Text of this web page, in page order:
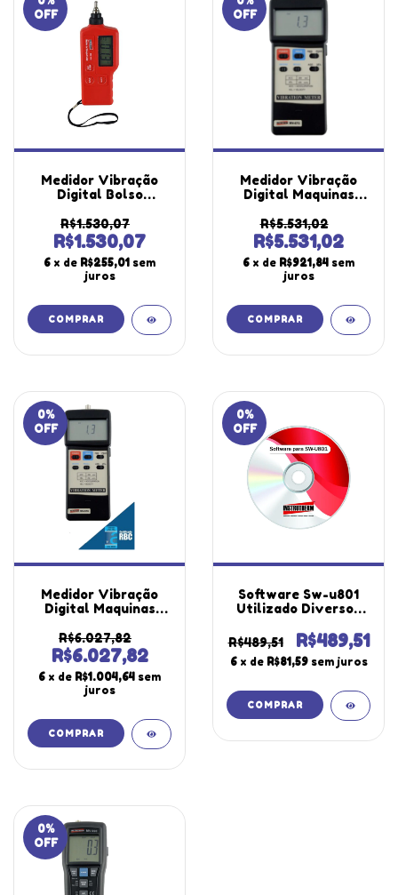
OFF
Medidor Vibração
Digital Bolso
Deslocamento
Aceleração Haste
Curta Longa Mv-710
Portátil Instrutherm
Estojo
R$1.530,07
R$1.530,07
6 x de R$255,01 sem
juros
OFF
Medidor Vibração
Digital Maquinas
Sensor Mv-670
Portátil Instrutherm
Com Estojo
R$5.531,02
R$5.531,02
6 x de R$921,84 sem
juros
0%
OFF
Medidor Vibração
Digital Maquinas
Sensor Mv-670
Portátil Instrutherm
Com Estojo
Certificado Rbc
R$6.027,82
R$6.027,82
6 x de R$1.004,64 sem
juros
0%
OFF
Software Sw-u801
Utilizado Diversos
Windows
Instrutherm
R$489,51 R$489,51
6 x de R$81,59 sem juros
0%
OFF